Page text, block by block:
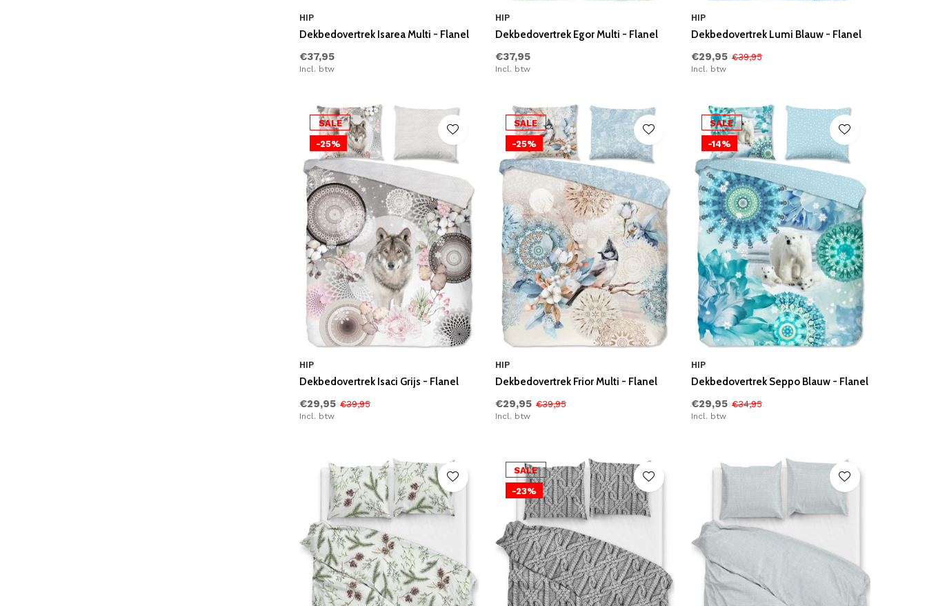
HIP
Dekbedovertrek Isarea Multi - Flanel
€37,95
Incl. btw
HIP
Dekbedovertrek Egor Multi - Flanel
€37,95
Incl. btw
HIP
Dekbedovertrek Lumi Blauw - Flanel
€29,95 €39,95
Incl. btw
SALE
-25%
HIP
Dekbedovertrek Isaci Grijs - Flanel
€29,95 €39,95
Incl. btw
SALE
-25%
HIP
Dekbedovertrek Frior Multi - Flanel
€29,95 €39,95
Incl. btw
SALE
-14%
HIP
Dekbedovertrek Seppo Blauw - Flanel
€29,95 €34,95
Incl. btw
SALE
-23%